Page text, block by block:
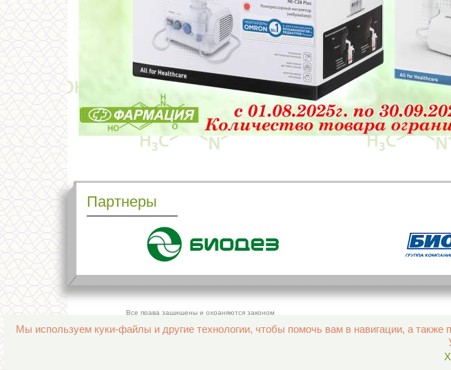
Партнеры
Мы используем куки-файлы и другие технологии, чтобы помочь вам в навигации, а
Все права защищены и охраняются законом
© 2013–2026 Интернет-аптека Фармация